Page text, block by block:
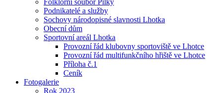
Folklorní soubor Pilky
Podnikatelé a služby
Sochovy národopisné slavnosti Lhotka
Obecní dům
Sportovní areál Lhotka
Provozní řád klubovny sportoviště ve Lhotce
Provozní řád multifunkčního hřiště ve Lhotce
Příloha č.1
Ceník
Fotogalerie
Rok 2023